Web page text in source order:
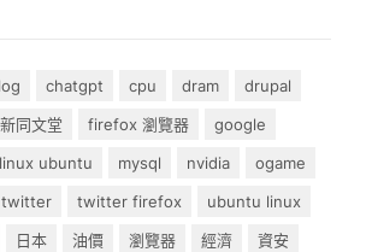
chatgpt cpu dram
drupal
同文堂 firefox 瀏覽器
google
linux ubuntu mysql nvidia
ogame
twitter twitter firefox
ubuntu linux
日本 油價 瀏覽器 經濟
資安